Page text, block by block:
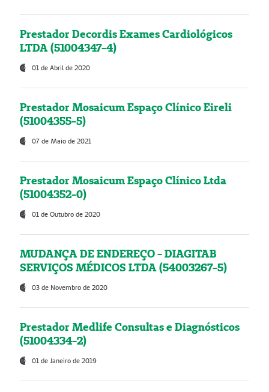
Prestador Decordis Exames Cardiológicos
LTDA (51004347-4)
01 de Abril de 2020
Prestador Mosaicum Espaço Clínico Eireli
(51004355-5)
07 de Maio de 2021
Prestador Mosaicum Espaço Clínico Ltda
(51004352-0)
01 de Outubro de 2020
MUDANÇA DE ENDEREÇO - DIAGITAB
SERVIÇOS MÉDICOS LTDA (54003267-5)
03 de Novembro de 2020
Prestador Medlife Consultas e Diagnósticos
(51004334-2)
01 de Janeiro de 2019